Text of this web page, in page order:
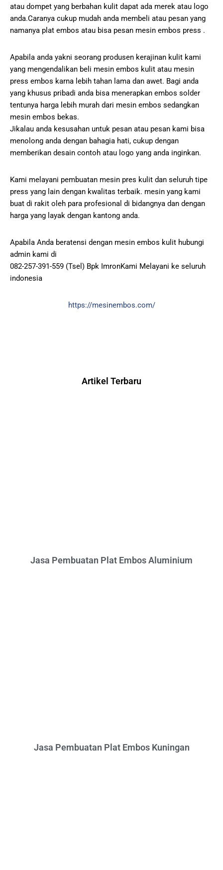
atau dompet yang berbahan kulit dapat ada merek atau logo
anda.Caranya cukup mudah anda membeli atau pesan yang
namanya plat embos atau bisa pesan mesin embos press .
Apabila anda yakni seorang produsen kerajinan kulit kami
yang mengendalikan beli mesin embos kulit atau mesin
press embos karna lebih tahan lama dan awet. Bagi anda
yang khusus pribadi anda bisa menerapkan embos solder
tentunya harga lebih murah dari mesin embos sedangkan
mesin embos bekas.
Jikalau anda kesusahan untuk pesan atau pesan kami bisa
menolong anda dengan bahagia hati, cukup dengan
memberikan desain contoh atau logo yang anda inginkan.
Kami melayani pembuatan mesin pres kulit dan seluruh tipe
press yang lain dengan kwalitas terbaik. mesin yang kami
buat di rakit oleh para profesional di bidangnya dan dengan
harga yang layak dengan kantong anda.
Apabila Anda beratensi dengan mesin embos kulit hubungi
admin kami di
082-257-391-559 (Tsel) Bpk ImronKami Melayani ke seluruh
indonesia
https://mesinembos.com/
Artikel Terbaru
Jasa Pembuatan Plat Embos Aluminium
Jasa Pembuatan Plat Embos Kuningan